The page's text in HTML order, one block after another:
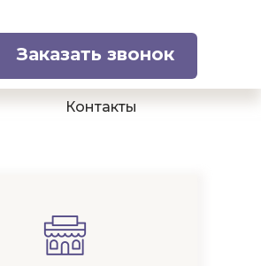
Заказать звонок
Контакты